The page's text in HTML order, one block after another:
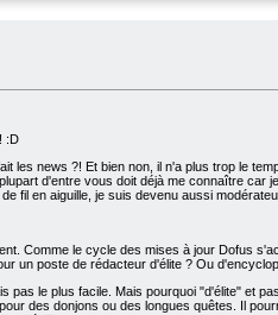
:D
les news ?! Et bien non, il n'a plus trop le
d'entre vous doit déjà me connaître
fil en aiguille, je suis devenu aussi
Comme le cycle des mises à jour Dofus
un poste de rédacteur d'élite ? Ou
pas le plus facile. Mais pourquoi "d'élite" et
des donjons ou des longues quêtes. Il